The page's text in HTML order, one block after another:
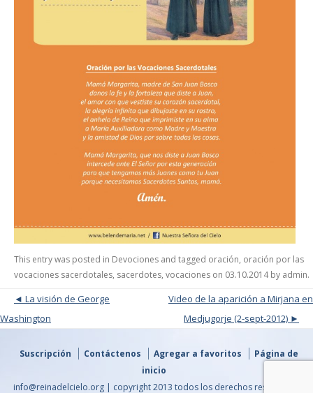
This entry was posted in Devociones and tagged oración, oración por las
vocaciones sacerdotales, sacerdotes, vocaciones on 03.10.2014by admin.
Post navigation
Video de la aparición a Mirjana en
Medjugorje (2-sept-2012)
La visión de George
Washington
Suscripción Contáctenos Agregar a favoritos
Página de
inicio
info@reinadelcielo.org | copyright 2013 todos los derechos reservados